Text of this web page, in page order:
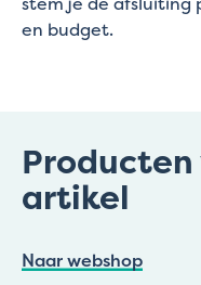
en budget.
artikel
Naar webshop